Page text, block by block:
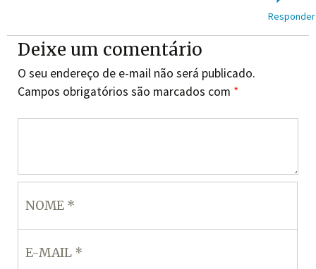
Responder
Deixe um comentário
O seu endereço de e-mail não será publicado.
Campos obrigatórios são marcados com *